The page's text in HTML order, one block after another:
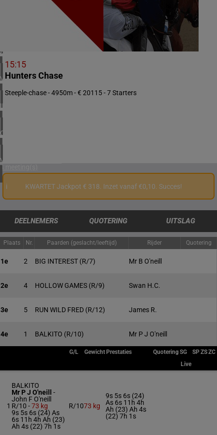
ZUID-AFRIKA
1 meeting(s)
VERENIGD KONINKRIJK
5 meeting(s)
IERLAND
1 meeting(s)
CHILI
1 meeting(s)
VERENIGDE STATEN
4 meeting(s)
15:15
Hunters Chase
Steeple-chase - 4950m - € 20115 - 7 Starters
i KWARTET Jackpot € 318. Inzet vanaf €0,10. Succes!
DEELNEMERS QUOTERING UITSLAG
Plaats Nr. Paarden (geslacht/leeftijd) Rijder Quotering
1e 2 BIG INTEREST (R/7) Mr B O'neill
2e 4 HOLLOW GAMES (R/9) Swan H.C.
3e 5 RUN WILD FRED (R/12) James R.
4e 1 BALKITO (R/10) Mr P J O'neill
G/L Gewicht Prestaties QuoteringSG SPZSZC
Live
1
BALKITO
Mr P J O'neill -
John F O'neill
R/10 -73 kg
9s 5s 6s (24) As
6s 11h 4h Ah (23)
Ah 4s (22) 7h 1s
R/1073 kg
9s 5s 6s (24)
As 6s 11h 4h
Ah (23) Ah 4s
(22) 7h 1s